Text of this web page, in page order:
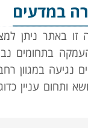
במדעים
זו באתר ניתן
בתחומים
נגיעה במגוון
ותחום עניין
מדובר